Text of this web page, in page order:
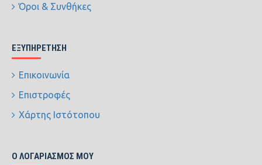
Όροι & Συνθήκες
ΕΞΥΠΗΡΈΤΗΣΗ
Επικοινωνία
Επιστροφές
Χάρτης Ιστότοπου
Ο ΛΟΓΑΡΙΑΣΜΌΣ ΜΟΥ